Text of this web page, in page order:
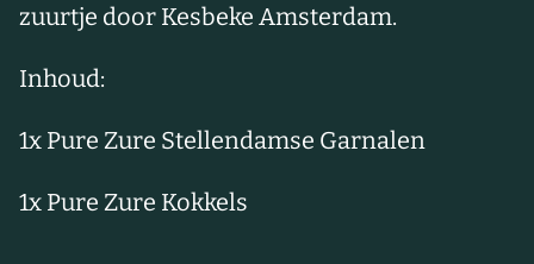
zuurtje door Kesbeke Amsterdam.
Inhoud:
1x Pure Zure Stellendamse Garnalen
1x Pure Zure Kokkels